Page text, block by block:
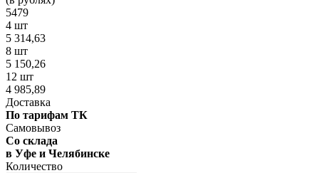
5479
4 шт
5 314,63
8 шт
5 150,26
12 шт
4 985,89
Доставка
По тарифам ТК
Самовывоз
Со склада
в Уфе и Челябинске
Количество